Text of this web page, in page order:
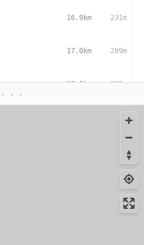
16.9km 231m
17.0km 289m
17.1km 298m